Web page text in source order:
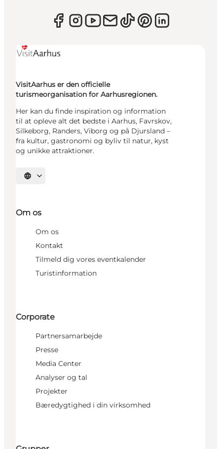
VisitAarhus er den officielle
turismeorganisation for Aarhusregionen.
Her kan du finde inspiration og information
til at opleve alt det bedste i Aarhus, Favrskov,
Silkeborg, Randers, Viborg og på Djursland –
fra kultur, gastronomi og byliv til natur, kyst
og unikke attraktioner.
Vælg sprog
Om os
Om os
Kontakt
Tilmeld dig vores eventkalender
Turistinformation
Corporate
Partnersamarbejde
Presse
Media Center
Analyser og tal
Projekter
Bæredygtighed i din virksomhed